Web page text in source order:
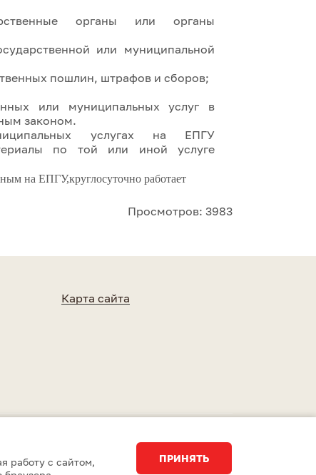
органы или органы
или муниципальной
пошлин, штрафов и сборов;
или муниципальных услуг в
законом.
услугах на ЕПГУ
по той или иной услуге
на ЕПГУ,круглосуточно работает
Просмотров: 3983
Карта сайта
Разработка сайта Студия 15
работу с сайтом,
ПРИНЯТЬ